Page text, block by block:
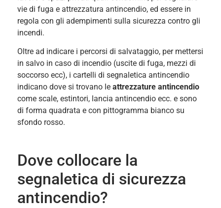
vie di fuga e attrezzatura antincendio, ed essere in
regola con gli adempimenti sulla sicurezza contro gli
incendi.
Oltre ad indicare i percorsi di salvataggio, per mettersi
in salvo in caso di incendio (uscite di fuga, mezzi di
soccorso ecc), i cartelli di segnaletica antincendio
indicano dove si trovano le attrezzature antincendio
come scale, estintori, lancia antincendio ecc. e sono
di forma quadrata e con pittogramma bianco su
sfondo rosso.
Dove collocare la
segnaletica di sicurezza
antincendio?